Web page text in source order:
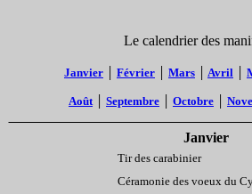
Le
Janvier Février Mars Avril
Août│ Septembre Octobre
Janvier
Tir des carabinier
Céramonie des voeux du